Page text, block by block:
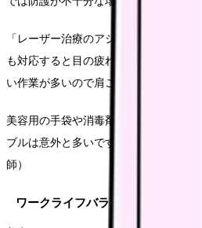
「レーザー治療のアシストは精神的な
も対応すると目の疲れや頭痛を感じる
い作業が多いので肩こりも慢性的にな
美容用の手袋や消毒剤でかぶれること
ブルは意外と多いです」（30代前半・
師）
ワークライフバランスへの影響